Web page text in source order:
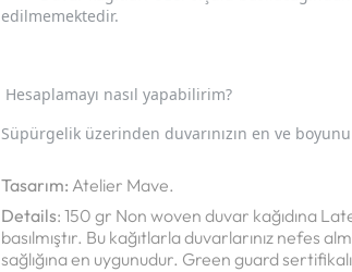
edilmemektedir.
Hesaplamayı nasıl yapabilirim?
Süpürgelik üzerinden duvarınızın en ve
Tasarım: Atelier Mave.
Details: 150 gr Non woven duvar kağıdına
basılmıştır. Bu kağıtlarla duvarlarınız nefes
sağlığına en uygunudur. Green guard